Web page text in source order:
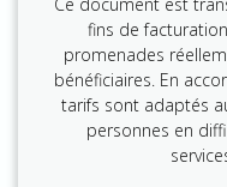
Ce document est
fins de
promenades
bénéficiaires. En
tarifs sont adaptés
personnes en